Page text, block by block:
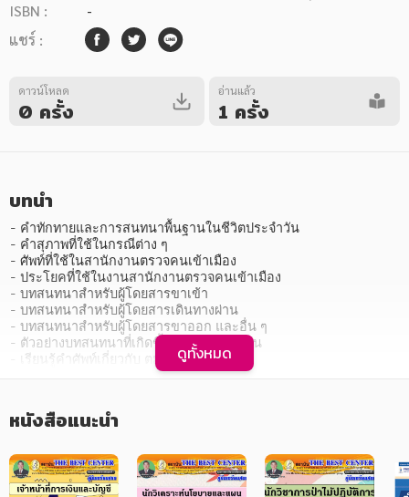
หมวดหมู่หนังสือ
หมวดหมู่ยอดนิยม
หนังสือยอดนิยม หนังสือเช่า
หนังสือเสียง
หมวดหมู่หนังสือ
ISBN :
-
แชร์ :
ดาวน์โหลด
0 ครั้ง
อ่านแล้ว
1 ครั้ง
บทนำ
- คำทักทายและการสนทนาพื้นฐานในชีวิตประจำวัน
- คำสุภาพที่ใช้ในกรณีต่าง ๆ
- ศัพท์ที่ใช้ในสานักงานตรวจคนเข้าเมือง
- ประโยคที่ใช้ในงานสานักงานตรวจคนเข้าเมือง
- บทสนทนาสำหรับผู้โดยสารขาเข้า
- บทสนทนาสำหรับผู้โดยสารเดินทางผ่าน
- บทสนทนาสำหรับผู้โดยสารขาออก และอื่น ๆ
- ตัวอย่างบทสนทนาที่เกิดขึ้นจริงในแต่ละงาน
- เรียนรู้คำศัพท์เกี่ยวกับ ตม.
- ตัวอย่างการสนทนาภาษาอังกฤษเกี่ยวกับด่านตรวจคนเข้าเมือง
- ตัวอย่างข้อความประกาศในสนามบิน
- ภาพตัวอย่าง An Airplane Trip
- Chapter 1 Arrivals ขาเข้า
ฯลฯ
ดูทั้งหมด
หนังสือแนะนำ